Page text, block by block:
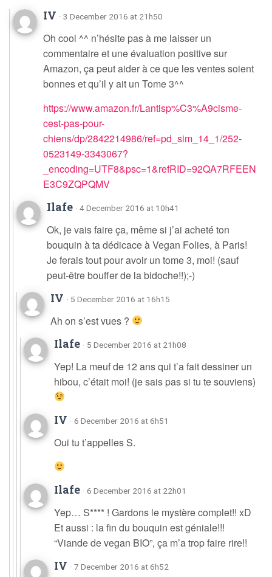
IV · 3 December 2016 at 21h50
Oh cool ^^ n’hésite pas à me laisser un
commentaire et une évaluation positive sur
Amazon, ça peut aider à ce que les ventes soient
bonnes et qu’il y ait un Tome 3^^
https://www.amazon.fr/Lantisp%C3%A9cisme-
cest-pas-pour-
chiens/dp/2842214986/ref=pd_sim_14_1/252-
0523149-3343067?
_encoding=UTF8&psc=1&refRID=92QA7RFEEN
E3C9ZQPQMV
Ilafe · 4 December 2016 at 10h41
Ok, je vais faire ça, même si j’ai acheté ton
bouquin à ta dédicace à Vegan Folies, à Paris!
Je ferais tout pour avoir un tome 3, moi! (sauf
peut-être bouffer de la bidoche!!);-)
IV · 5 December 2016 at 16h15
Ah on s’est vues ?
Ilafe · 5 December 2016 at 21h08
Yep! La meuf de 12 ans qui t’a fait dessiner un
hibou, c’était moi! (je sais pas si tu te souviens)
IV · 6 December 2016 at 6h51
Oui tu t’appelles S.
Ilafe · 6 December 2016 at 22h01
Yep… S**** ! Gardons le mystère complet!! xD
Et aussi : la fin du bouquin est géniale!!!
“Viande de vegan BIO”, ça m’a trop faire rire!!
IV · 7 December 2016 at 6h52